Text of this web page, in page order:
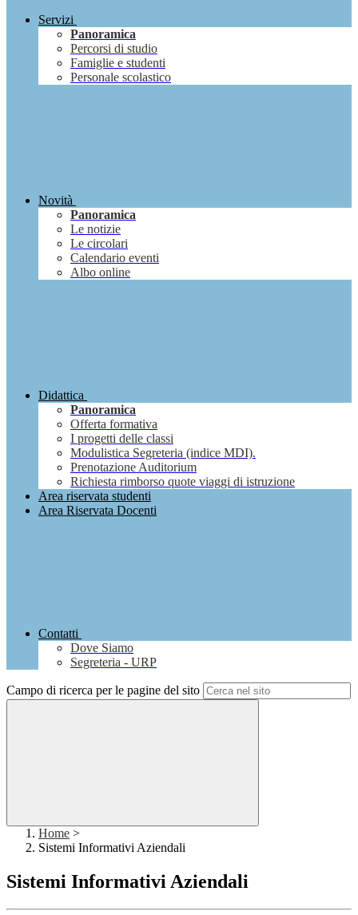
Servizi
Panoramica
Percorsi di studio
Famiglie e studenti
Personale scolastico
Novità
Panoramica
Le notizie
Le circolari
Calendario eventi
Albo online
Didattica
Panoramica
Offerta formativa
I progetti delle classi
Modulistica Segreteria (indice MDI).
Prenotazione Auditorium
Richiesta rimborso quote viaggi di istruzione
Area riservata studenti
Area Riservata Docenti
Contatti
Dove Siamo
Segreteria - URP
Campo di ricerca per le pagine del sito
Home >
Sistemi Informativi Aziendali
Sistemi Informativi Aziendali